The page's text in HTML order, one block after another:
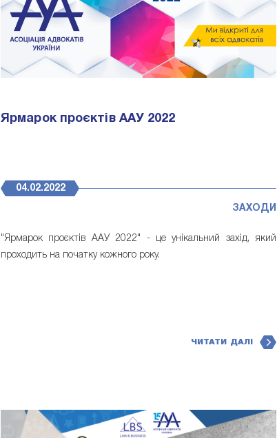
Ярмарок проєктів ААУ 2022
04.02.2022
ЗАХОДИ
"Ярмарок проєктів ААУ 2022" - це унікальний захід, який
проходить на початку кожного року.
ЧИТАТИ ДАЛІ